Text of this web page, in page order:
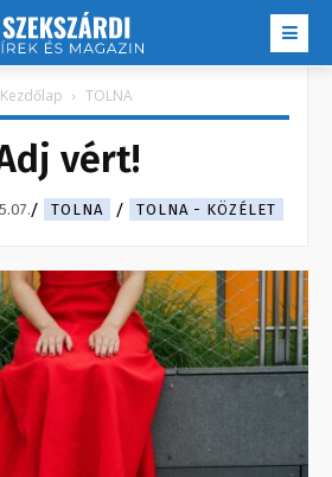
Kezdőlap TOLNA
vért!
TOLNA TOLNA - KÖZÉLET